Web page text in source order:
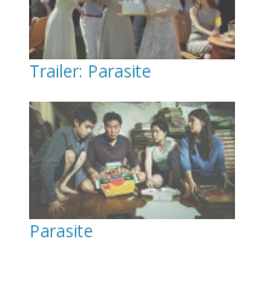
Trailer: Parasite
Parasite